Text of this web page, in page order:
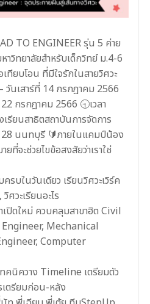
TO ENGINEER รุ่น 5 ค่าย
าวิทยาลัยสำหรับเด็กวิทย์ ม.4-6
ทียบโอน ที่มีใจรักในสายวิศวะ
นเสาร์ที่ 14 กรกฎาคม 2566
กรกฎาคม 2566 🕤เวลา
รียนสาธิตสถาบันการจัดการ
นนทบุรี 🔰ภายในแคมป์น้อง
ที่จะช่วยไขข้อสงสัยว่าเราใช่
รบในวันเดียว เรียนวิศวะเวิร์ค
ศวะเรียนอะไร
ปิดใหม่ ควบคลุมสาขาฮิต Civil
Mechanical
Computer
คนิควาง Timeline เตรียมตัว
ตรียมก่อน-หลัง